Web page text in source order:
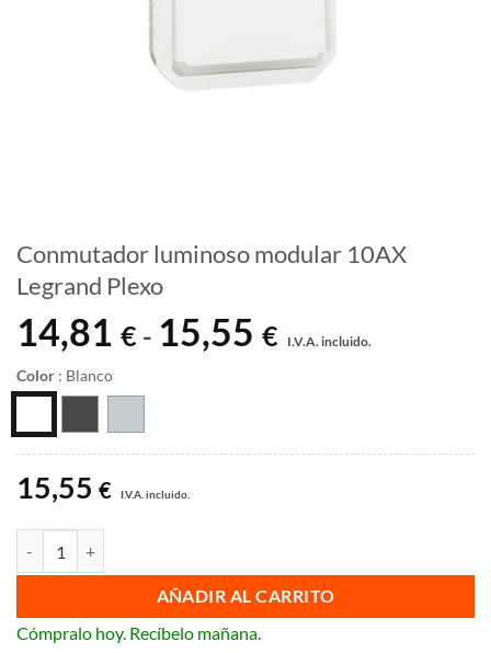
Conmutador luminoso modular 10AX
Legrand Plexo
14,81 € - 15,55 €
de
hasta
I.V.A. incluido.
Color : Blanco
15,55 € I.V.A. incluido.
AÑADIR AL CARRITO
Cómpralo hoy. Recíbelo mañana.